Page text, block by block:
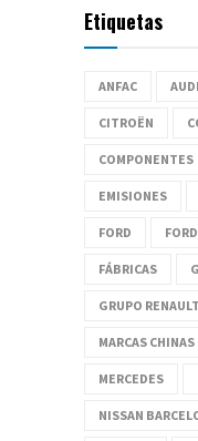
Etiquetas
ANFAC AUDI
CITROËN
COMPONENTES
EMISIONES
FORD
FÁBRICAS
GRUPO RENAULT
MARCAS CHINAS
MERCEDES
NISSAN